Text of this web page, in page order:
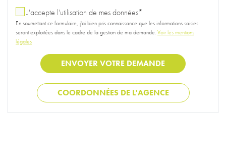
J'accepte l'utilisation de mes données*
En soumettant ce formulaire, j'ai bien pris connaissance que les informations saisies
seront exploitées dans le cadre de la gestion de ma demande.Voir les mentions
légales
COORDONNÉES DE L'AGENCE